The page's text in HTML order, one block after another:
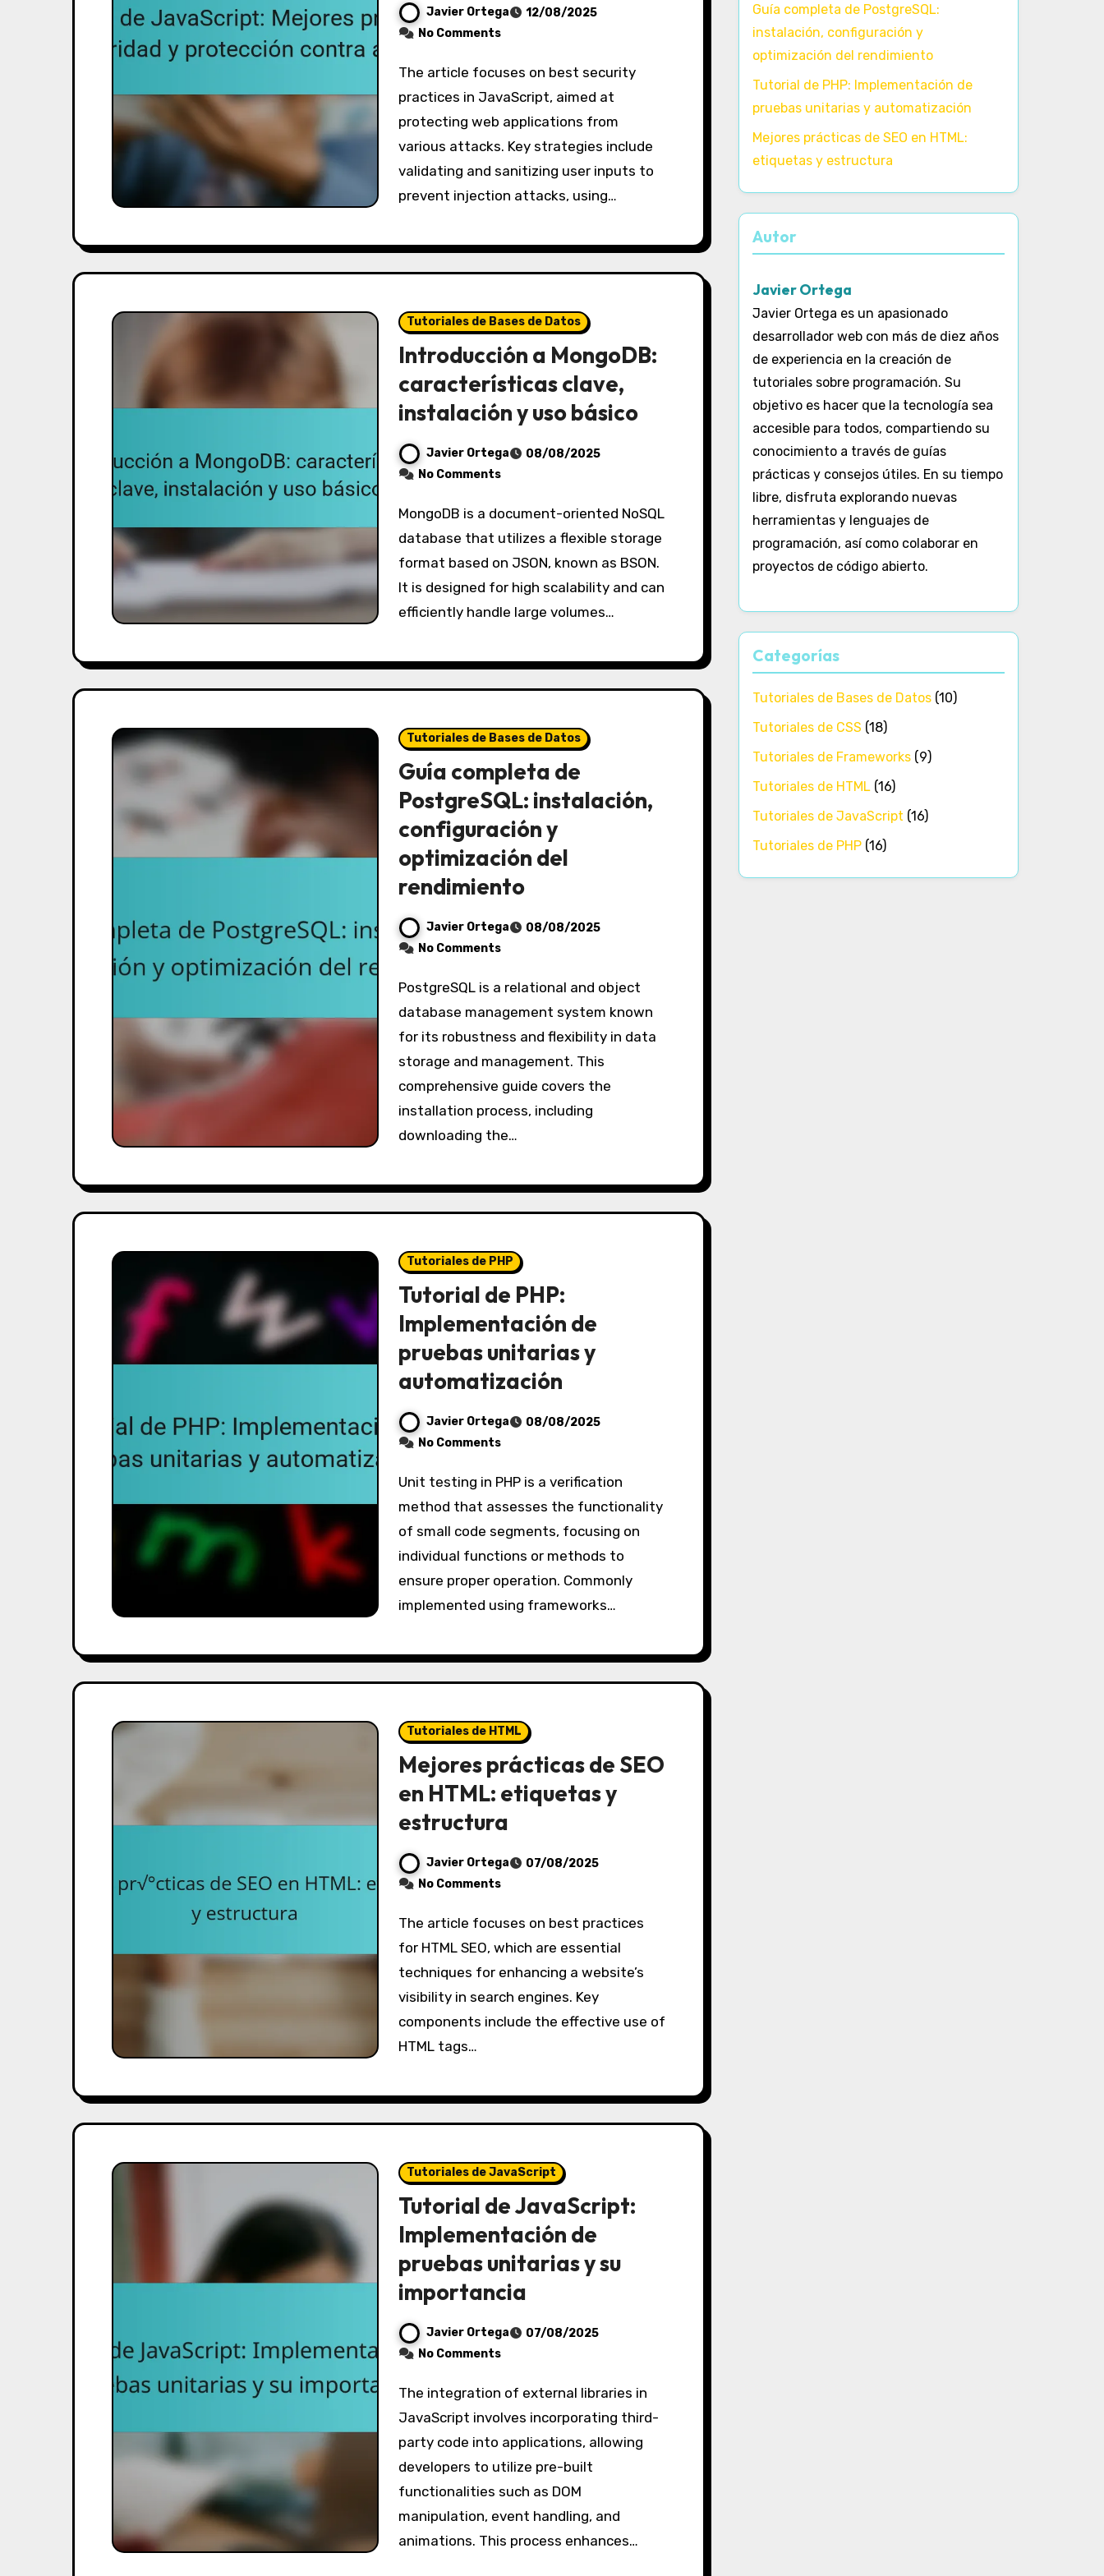
Javier Ortega
12/08/2025
No Comments
The article focuses on best security
practices in JavaScript, aimed at
protecting web applications from
various attacks. Key strategies include
validating and sanitizing user inputs to
prevent injection attacks, using…
Tutoriales de Bases de Datos
Introducción a MongoDB:
características clave,
instalación y uso básico
Javier Ortega
08/08/2025
No Comments
MongoDB is a document-oriented NoSQL
database that utilizes a flexible storage
format based on JSON, known as BSON.
It is designed for high scalability and can
efficiently handle large volumes…
Tutoriales de Bases de Datos
Guía completa de
PostgreSQL: instalación,
configuración y
optimización del
rendimiento
Javier Ortega
08/08/2025
No Comments
PostgreSQL is a relational and object
database management system known
for its robustness and flexibility in data
storage and management. This
comprehensive guide covers the
installation process, including
downloading the…
Tutoriales de PHP
Tutorial de PHP:
Implementación de
pruebas unitarias y
automatización
Javier Ortega
08/08/2025
No Comments
Unit testing in PHP is a verification
method that assesses the functionality
of small code segments, focusing on
individual functions or methods to
ensure proper operation. Commonly
implemented using frameworks…
Tutoriales de HTML
Mejores prácticas de SEO
en HTML: etiquetas y
estructura
Javier Ortega
07/08/2025
No Comments
The article focuses on best practices
for HTML SEO, which are essential
techniques for enhancing a website’s
visibility in search engines. Key
components include the effective use of
HTML tags…
Tutoriales de JavaScript
Tutorial de JavaScript:
Implementación de
pruebas unitarias y su
importancia
Javier Ortega
07/08/2025
No Comments
The integration of external libraries in
JavaScript involves incorporating third-
party code into applications, allowing
developers to utilize pre-built
functionalities such as DOM
manipulation, event handling, and
animations. This process enhances…
Guía completa de PostgreSQL:
instalación, configuración y
optimización del rendimiento
Tutorial de PHP: Implementación de
pruebas unitarias y automatización
Mejores prácticas de SEO en HTML:
etiquetas y estructura
Autor
Javier Ortega
Javier Ortega es un apasionado
desarrollador web con más de diez años
de experiencia en la creación de
tutoriales sobre programación. Su
objetivo es hacer que la tecnología sea
accesible para todos, compartiendo su
conocimiento a través de guías
prácticas y consejos útiles. En su tiempo
libre, disfruta explorando nuevas
herramientas y lenguajes de
programación, así como colaborar en
proyectos de código abierto.
Categorías
Tutoriales de Bases de Datos(10)
Tutoriales de CSS (18)
Tutoriales de Frameworks(9)
Tutoriales de HTML(16)
Tutoriales de JavaScript (16)
Tutoriales de PHP(16)